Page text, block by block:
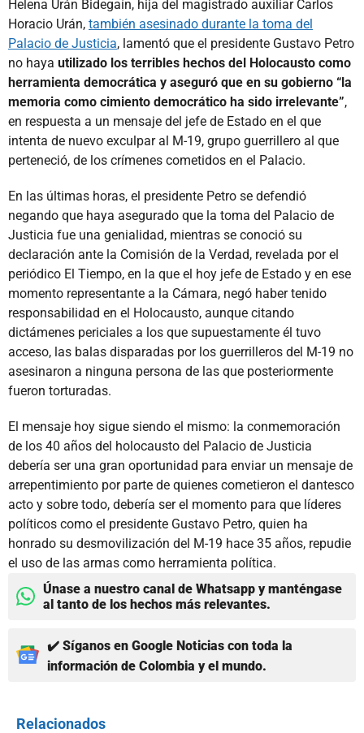
Helena Urán Bidegaín, hija del magistrado auxiliar Carlos
Horacio Urán, también asesinado durante la toma del
Palacio de Justicia, lamentó que el presidente Gustavo Petro
no haya utilizado los terribles hechos del Holocausto como
herramienta democrática y aseguró que en su gobierno “la
memoria como cimiento democrático ha sido irrelevante”,
en respuesta a un mensaje del jefe de Estado en el que
intenta de nuevo exculpar al M-19, grupo guerrillero al que
perteneció, de los crímenes cometidos en el Palacio.
En las últimas horas, el presidente Petro se defendió
negando que haya asegurado que la toma del Palacio de
Justicia fue una genialidad, mientras se conoció su
declaración ante la Comisión de la Verdad, revelada por el
periódico El Tiempo, en la que el hoy jefe de Estado y en ese
momento representante a la Cámara, negó haber tenido
responsabilidad en el Holocausto, aunque citando
dictámenes periciales a los que supuestamente él tuvo
acceso, las balas disparadas por los guerrilleros del M-19 no
asesinaron a ninguna persona de las que posteriormente
fueron torturadas.
El mensaje hoy sigue siendo el mismo: la conmemoración
de los 40 años del holocausto del Palacio de Justicia
debería ser una gran oportunidad para enviar un mensaje de
arrepentimiento por parte de quienes cometieron el dantesco
acto y sobre todo, debería ser el momento para que líderes
políticos como el presidente Gustavo Petro, quien ha
honrado su desmovilización del M-19 hace 35 años, repudie
el uso de las armas como herramienta política.
Únase a nuestro canal de Whatsapp y manténgase
al tanto de los hechos más relevantes.
✔️ Síganos en Google Noticias con toda la
información de Colombia y el mundo.
Relacionados